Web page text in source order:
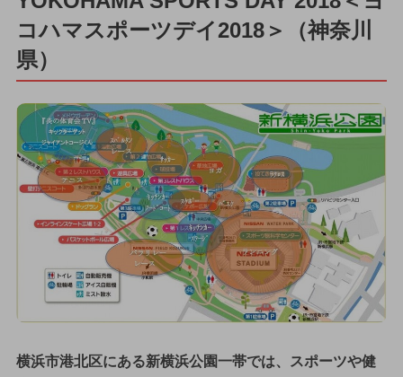
コハマスポーツデイ2018＞（神奈川
県）
横浜市港北区にある新横浜公園一帯では、スポーツや健